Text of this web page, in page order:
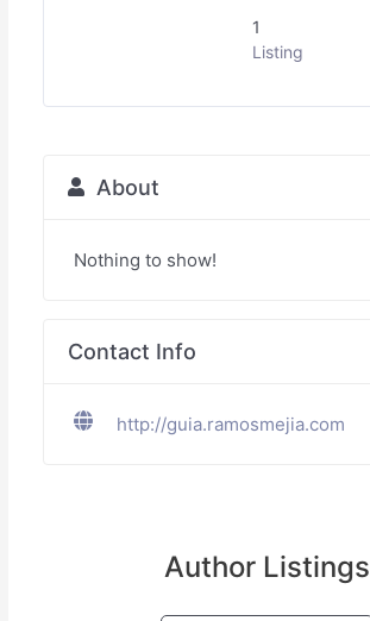
1
Listing
About
Nothing to show!
Contact Info
http://guia.ramosmejia.com
Author Listings